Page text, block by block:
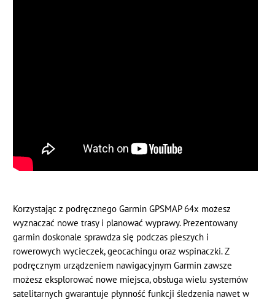
Korzystając z podręcznego Garmin GPSMAP 64x możesz
wyznaczać nowe trasy i planować wyprawy. Prezentowany
garmin doskonale sprawdza się podczas pieszych i
rowerowych wycieczek, geocachingu oraz wspinaczki. Z
podręcznym urządzeniem nawigacyjnym Garmin zawsze
możesz eksplorować nowe miejsca, obsługa wielu systemów
satelitarnych gwarantuje płynność funkcji śledzenia nawet w